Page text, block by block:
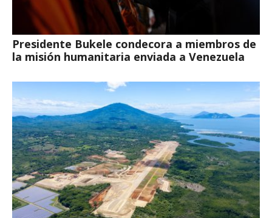
Presidente Bukele condecora a miembros de
la misión humanitaria enviada a Venezuela